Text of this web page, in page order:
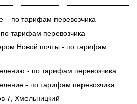
– по тарифам перевозчика
тарифам перевозчика
Новой почты - по тарифам
- по тарифам перевозчика
- по тарифам перевозчика
7, Хмельницкий